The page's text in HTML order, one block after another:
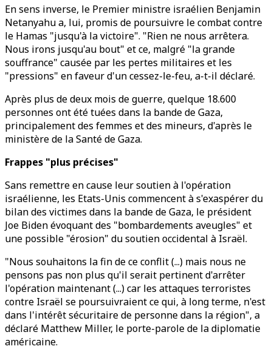
En sens inverse, le Premier ministre israélien Benjamin
Netanyahu a, lui, promis de poursuivre le combat contre
le Hamas "jusqu'à la victoire". "Rien ne nous arrêtera.
Nous irons jusqu'au bout" et ce, malgré "la grande
souffrance" causée par les pertes militaires et les
"pressions" en faveur d'un cessez-le-feu, a-t-il déclaré.
Après plus de deux mois de guerre, quelque 18.600
personnes ont été tuées dans la bande de Gaza,
principalement des femmes et des mineurs, d'après le
ministère de la Santé de Gaza.
Frappes "plus précises"
Sans remettre en cause leur soutien à l'opération
israélienne, les Etats-Unis commencent à s'exaspérer du
bilan des victimes dans la bande de Gaza, le président
Joe Biden évoquant des "bombardements aveugles" et
une possible "érosion" du soutien occidental à Israël.
"Nous souhaitons la fin de ce conflit (...) mais nous ne
pensons pas non plus qu'il serait pertinent d'arrêter
l'opération maintenant (...) car les attaques terroristes
contre Israël se poursuivraient ce qui, à long terme, n'est
dans l'intérêt sécuritaire de personne dans la région", a
déclaré Matthew Miller, le porte-parole de la diplomatie
américaine.